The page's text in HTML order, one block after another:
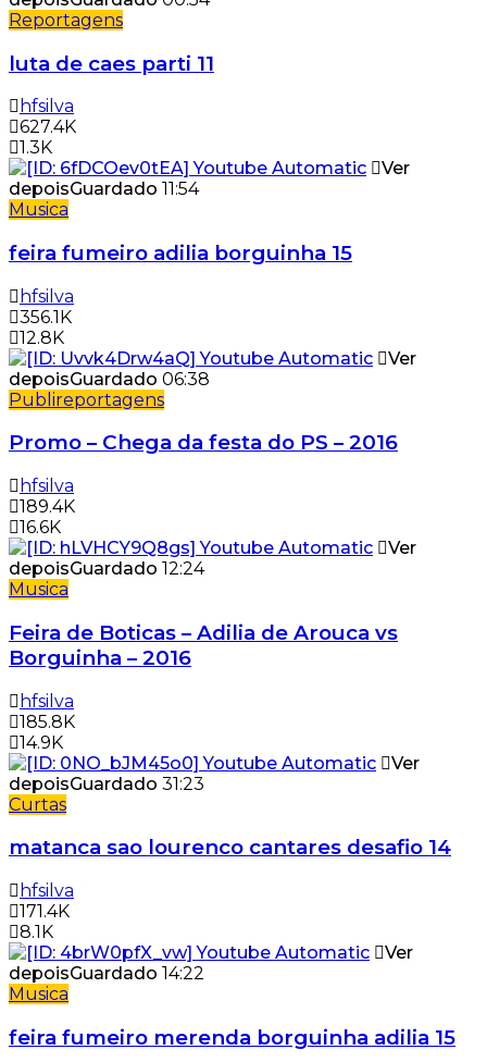
Reportagens
luta de caes parti 11
hfsilva
627.4K
1.3K
Ver
depoisGuardado 11:54
Musica
feira fumeiro adilia borguinha 15
hfsilva
356.1K
12.8K
Ver
depoisGuardado 06:38
Publireportagens
Promo – Chega da festa do PS – 2016
hfsilva
189.4K
16.6K
Ver
depoisGuardado 12:24
Musica
Feira de Boticas – Adilia de Arouca vs
Borguinha – 2016
hfsilva
185.8K
14.9K
Ver
depoisGuardado 31:23
Curtas
matanca sao lourenco cantares desafio 14
hfsilva
171.4K
8.1K
Ver
depoisGuardado 14:22
Musica
feira fumeiro merenda borguinha adilia 15